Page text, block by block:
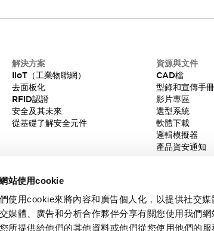
站使用cookie
使用cookie來將內容和廣告個人化，以提供社交
媒體、廣告和分析合作夥伴分享有關您使用我們
所提供給他們的其他資料或他們從您使用他們的服
解決方案
IIoT（工業物聯網）
去面板化
RFID認證
安全及其未來
從基礎了解安全元件
資源與文件
CAD檔
型錄和宣傳手冊
影片專區
選型系統
軟體下載
邏輯模擬器
產品資安通知
訂閱